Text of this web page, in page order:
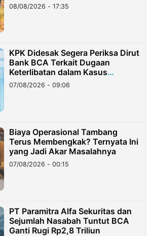
08/08/2026 - 17:35
KPK Didesak Segera Periksa Dirut
Bank BCA Terkait Dugaan
Keterlibatan dalam Kasus
Hilangnya Dana Nasabah Rp2,58
Miliar
07/08/2026 - 09:06
Biaya Operasional Tambang
Terus Membengkak? Ternyata Ini
yang Jadi Akar Masalahnya
07/08/2026 - 00:15
PT Paramitra Alfa Sekuritas dan
Sejumlah Nasabah Tuntut BCA
Ganti Rugi Rp2,8 Triliun